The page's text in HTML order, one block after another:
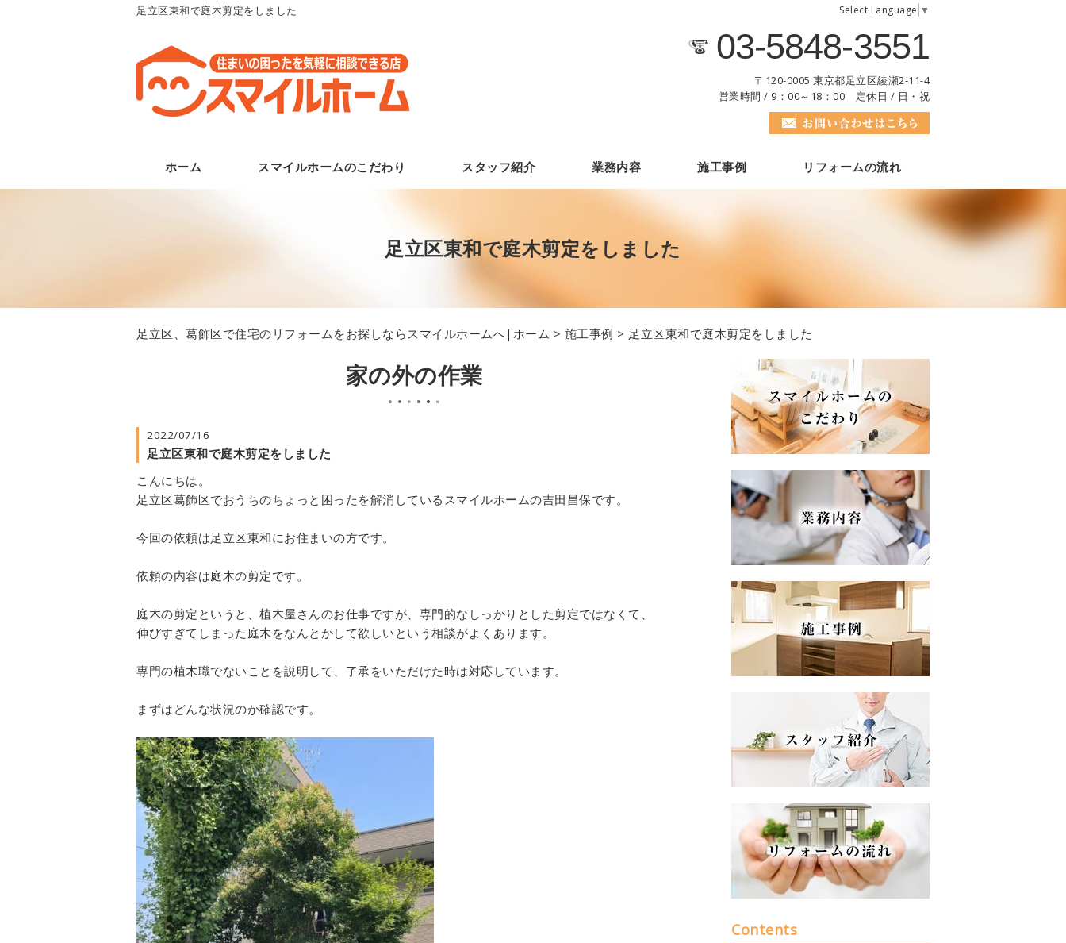
足立区東和で庭木剪定をしました Select Language ▼
03-5848-3551
〒120-0005 東京都足立区綾瀬2-11-4
営業時間 / 9：00～18：00 定休日 / 日・祝
ホーム スマイルホームのこだわり スタッフ紹介 業務内容 施工事例 リフォームの流れ
足立区東和で庭木剪定をしました
足立区、葛飾区で住宅のリフォームをお探しならスマイルホームへ|ホーム > 施工事例 > 足立区東和で庭木剪定をしました
家の外の作業
2022/07/16
足立区東和で庭木剪定をしました
こんにちは。
足立区葛飾区でおうちのちょっと困ったを解消しているスマイルホームの吉田昌保です。
今回の依頼は足立区東和にお住まいの方です。
依頼の内容は庭木の剪定です。
庭木の剪定というと、植木屋さんのお仕事ですが、専門的なしっかりとした剪定ではなくて、
伸びすぎてしまった庭木をなんとかして欲しいという相談がよくあります。
専門の植木職でないことを説明して、了承をいただけた時は対応しています。
まずはどんな状況のか確認です。
Contents